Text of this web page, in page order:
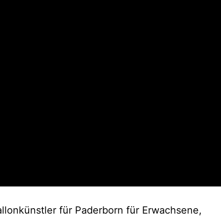
für Paderborn für Erwachsene,